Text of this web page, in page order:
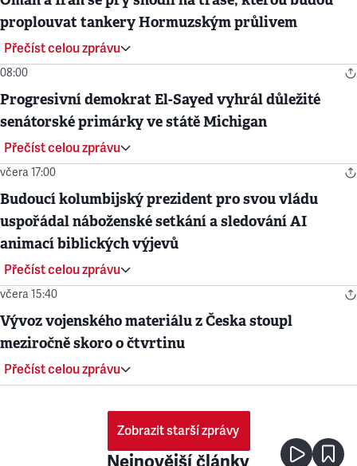
proplouvat tankery Hormuzským průlivem
Přečíst celou zprávu
08:00
Progresivní demokrat El-Sayed vyhrál důležité
senátorské primárky ve státě Michigan
Přečíst celou zprávu
včera 17:00
Budoucí kolumbijský prezident pro svou vládu
uspořádal náboženské setkání a sledování AI
animací biblických výjevů
Přečíst celou zprávu
včera 15:40
Vývoz vojenského materiálu z Česka stoupl
meziročně skoro o čtvrtinu
Přečíst celou zprávu
Zobrazit starší zprávy
Nejnovější články